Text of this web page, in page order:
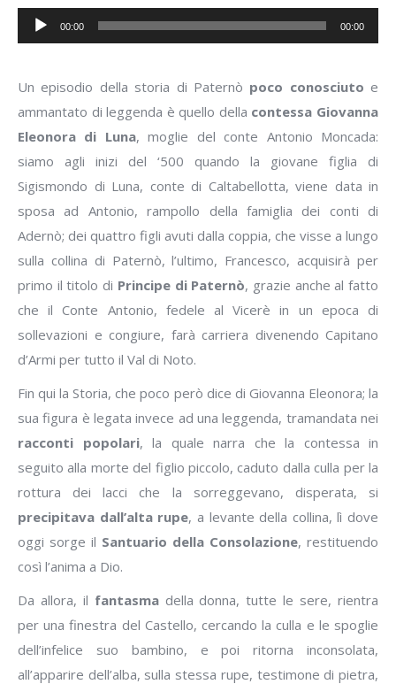
Audio
Player
00:00 00:00
Un episodio della storia di Paternò poco conosciuto e
ammantato di leggenda è quello della contessa Giovanna
Eleonora di Luna, moglie del conte Antonio Moncada:
siamo agli inizi del ‘500 quando la giovane figlia di
Sigismondo di Luna, conte di Caltabellotta, viene data in
sposa ad Antonio, rampollo della famiglia dei conti di
Adernò; dei quattro figli avuti dalla coppia, che visse a lungo
sulla collina di Paternò, l’ultimo, Francesco, acquisirà per
primo il titolo di Principe di Paternò, grazie anche al fatto
che il Conte Antonio, fedele al Vicerè in un epoca di
sollevazioni e congiure, farà carriera divenendo Capitano
d’Armi per tutto il Val di Noto.
Fin qui la Storia, che poco però dice di Giovanna Eleonora; la
sua figura è legata invece ad una leggenda, tramandata nei
racconti popolari, la quale narra che la contessa in
seguito alla morte del figlio piccolo, caduto dalla culla per la
rottura dei lacci che la sorreggevano, disperata, si
precipitava dall’alta rupe, a levante della collina, lì dove
oggi sorge il Santuario della Consolazione, restituendo
così l’anima a Dio.
Da allora, il fantasmadella donna, tutte le sere, rientra
per una finestra del Castello, cercando la culla e le spoglie
dell’infelice suo bambino, e poi ritorna inconsolata,
all’apparire dell’alba, sulla stessa rupe, testimone di pietra,